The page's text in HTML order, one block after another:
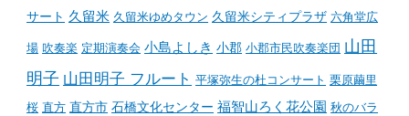
サート 久留米 久留米ゆめタウン 久留米シティプラザ 六角堂広
場 吹奏楽 定期演奏会 小島よしき 小郡 小郡市民吹奏楽団 山田
明子 山田明子 フルート 平塚弥生の杜コンサート 栗原繭里
桜 直方 直方市 石橋文化センター 福智山ろく花公園 秋のバラ